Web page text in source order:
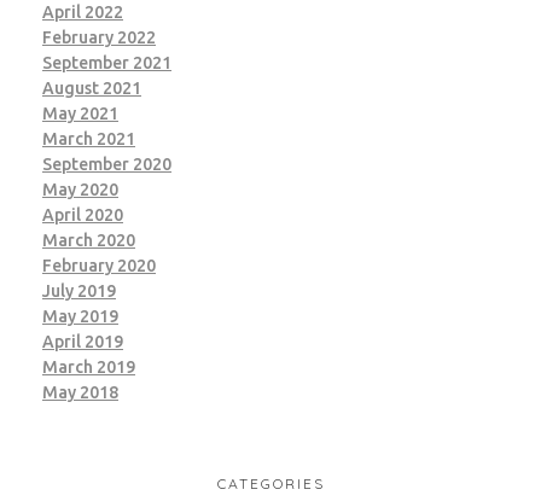
April 2022
February 2022
September 2021
August 2021
May 2021
March 2021
September 2020
May 2020
April 2020
March 2020
February 2020
July 2019
May 2019
April 2019
March 2019
May 2018
CATEGORIES